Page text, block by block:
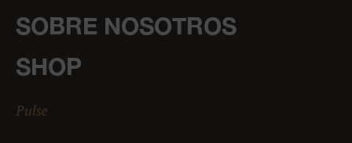
SOBRE NOSOTROS
SHOP
Pulse